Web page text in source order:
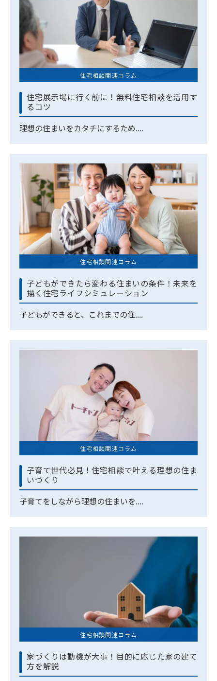
住宅相談関連コラム
住宅展示場に行く前に！無料住宅相談を活用す
るコツ
理想の住まいをカタチにするため....
住宅相談関連コラム
子どもができたら変わる住まいの条件！未来を
描く住宅ライフシミュレーション
子どもができると、これまでの住....
住宅相談関連コラム
子育て世代必見！住宅相談で叶える理想の住ま
いづくり
子育てをしながら理想の住まいを....
住宅相談関連コラム
家づくりは動機が大事！目的に応じた家の建て
方を解説